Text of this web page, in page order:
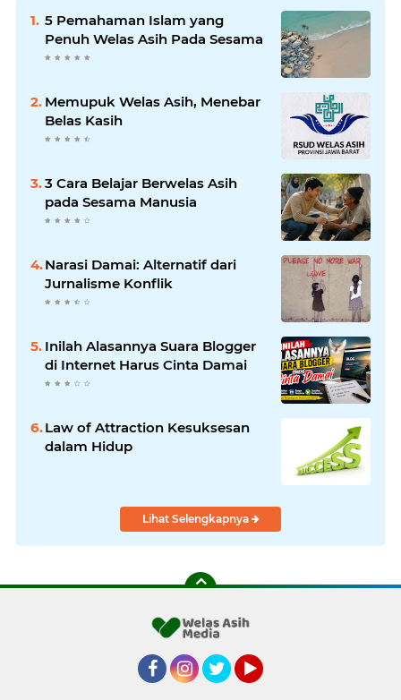
5 Pemahaman Islam yang
Penuh Welas Asih Pada Sesama
Memupuk Welas Asih, Menebar
Belas Kasih
3 Cara Belajar Berwelas Asih
pada Sesama Manusia
Narasi Damai: Alternatif dari
Jurnalisme Konflik
Inilah Alasannya Suara Blogger
di Internet Harus Cinta Damai
Law of Attraction Kesuksesan
dalam Hidup
Lihat Selengkapnya